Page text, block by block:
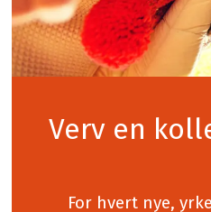
Verv en
For hvert nye,